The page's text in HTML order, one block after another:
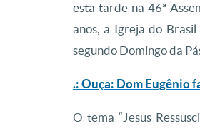
esta tarde na 46ª
anos, a Igreja do
segundo Domingo da
.: Ouça: Dom Eugênio
O tema “Jesus